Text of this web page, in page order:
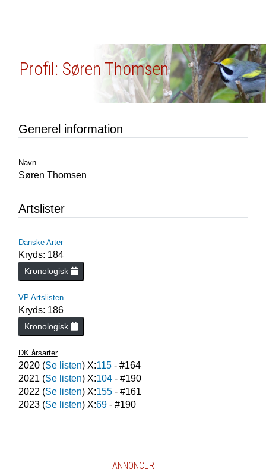
Profil: Søren Thomsen
Generel information
Navn
Søren Thomsen
Artslister
Danske Arter
Kryds: 184
Kronologisk
VP Artslisten
Kryds: 186
Kronologisk
DK årsarter
2020(Se listen) X:115- #164
2021 (Se listen) X:104- #190
2022 (Se listen) X:155- #161
2023(Se listen) X:69- #190
ANNONCER